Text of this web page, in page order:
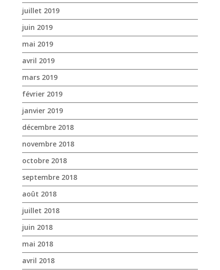
juillet 2019
juin 2019
mai 2019
avril 2019
mars 2019
février 2019
janvier 2019
décembre 2018
novembre 2018
octobre 2018
septembre 2018
août 2018
juillet 2018
juin 2018
mai 2018
avril 2018